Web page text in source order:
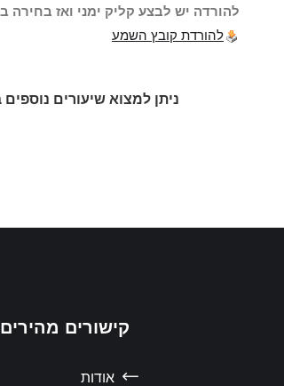
להורדה יש לבצע קליק ימני ואז
להורדת קובץ השמע
ניתן למצוא שיעורים
קישורים מהירים
אודות